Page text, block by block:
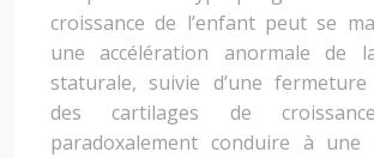
croissance de l’enfant peut se
une accélération anormale de
staturale, suivie d’une
des cartilages de
paradoxalement conduire à une